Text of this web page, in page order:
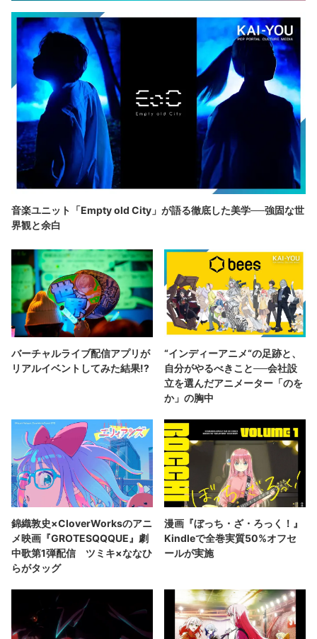
音楽ユニット「Empty old City」が語る徹底した美学──強固な世
界観と余白
バーチャルライブ配信アプリが
リアルイベントしてみた結果!?
“インディーアニメ“の足跡と、
自分がやるべきこと──会社設
立を選んだアニメーター「のを
か」の胸中
錦織敦史×CloverWorksのアニ
メ映画『GROTESQQQUE』劇
中歌第1弾配信 ツミキ×ななひ
らがタッグ
漫画『ぼっち・ざ・ろっく！』
Kindleで全巻実質50%オフセ
ールが実施